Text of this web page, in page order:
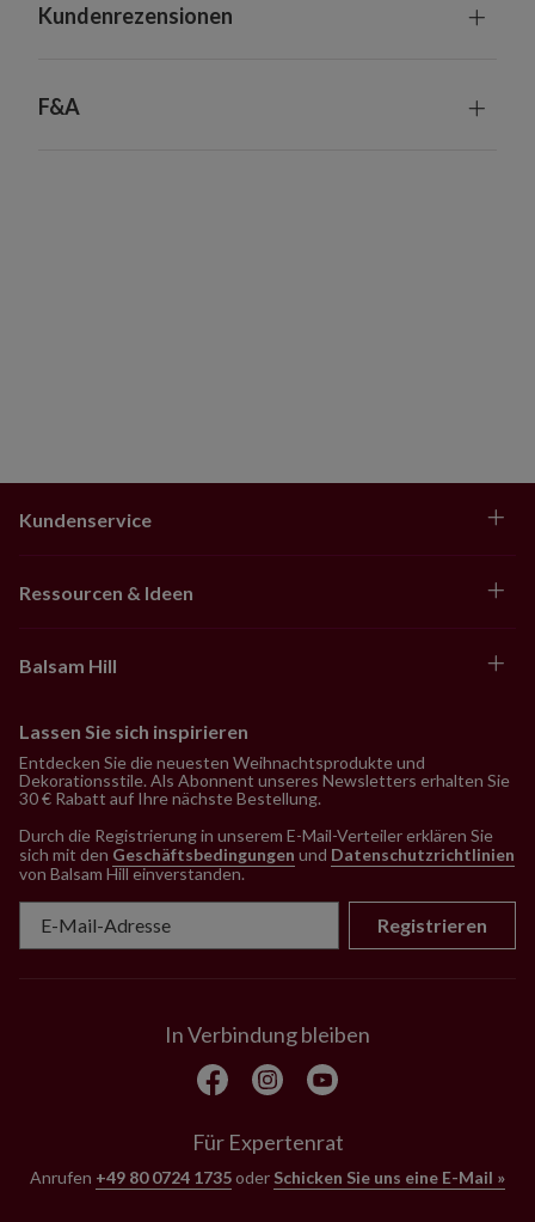
Kundenrezensionen
F&A
Kundenservice
Ressourcen & Ideen
Balsam Hill
Lassen Sie sich inspirieren
Entdecken Sie die neuesten Weihnachtsprodukte und
Dekorationsstile. Als Abonnent unseres Newsletters erhalten Sie
30 € Rabatt auf Ihre nächste Bestellung.
Durch die Registrierung in unserem E-Mail-Verteiler erklären Sie
sich mit den Geschäftsbedingungen und Datenschutzrichtlinien
von Balsam Hill einverstanden.
Registrieren
In Verbindung bleiben
Für Expertenrat
Anrufen +49 80 0724 1735oder Schicken Sie uns eine E-Mail »